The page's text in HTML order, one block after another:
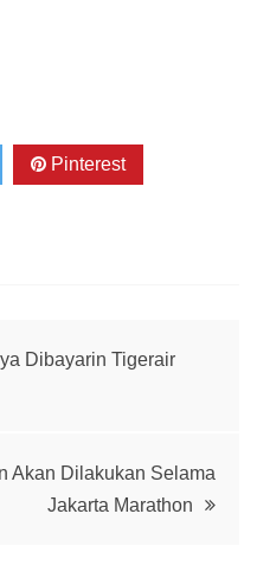
Pinterest
Dibayarin Tigerair
Akan Dilakukan Selama
Jakarta Marathon